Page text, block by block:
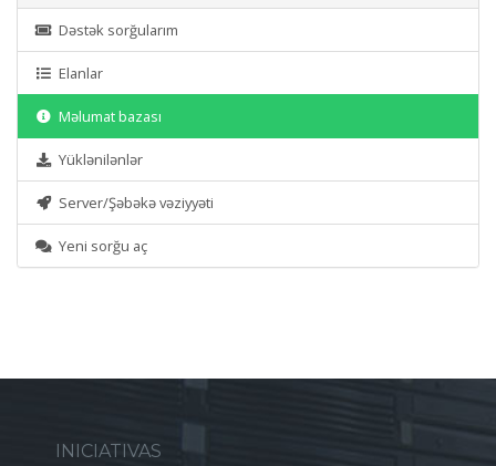
Dəstək sorğularım
Elanlar
Məlumat bazası
Yüklənilənlər
Server/Şəbəkə vəziyyəti
Yeni sorğu aç
INICIATIVAS